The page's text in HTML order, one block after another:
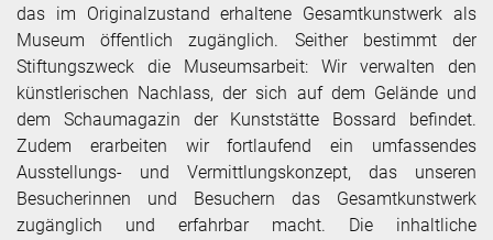
das im Originalzustand erhaltene Gesamtkunstwerk als
Museum öffentlich zugänglich. Seither bestimmt der
Stiftungszweck die Museumsarbeit: Wir verwalten den
künstlerischen Nachlass, der sich auf dem Gelände und
dem Schaumagazin der Kunststätte Bossard befindet.
Zudem erarbeiten wir fortlaufend ein umfassendes
Ausstellungs- und Vermittlungskonzept, das unseren
Besucherinnen und Besuchern das Gesamtkunstwerk
zugänglich und erfahrbar macht. Die inhaltliche